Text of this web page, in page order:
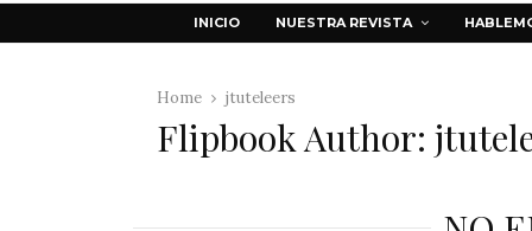
INICIO NUESTRA REVISTA
Home jtuteleers
Flipbook Author: